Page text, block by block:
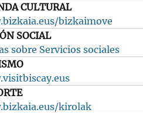
CULTURAL
bizkaimove
SOCIAL
sobre Servicios sociales
kirolak